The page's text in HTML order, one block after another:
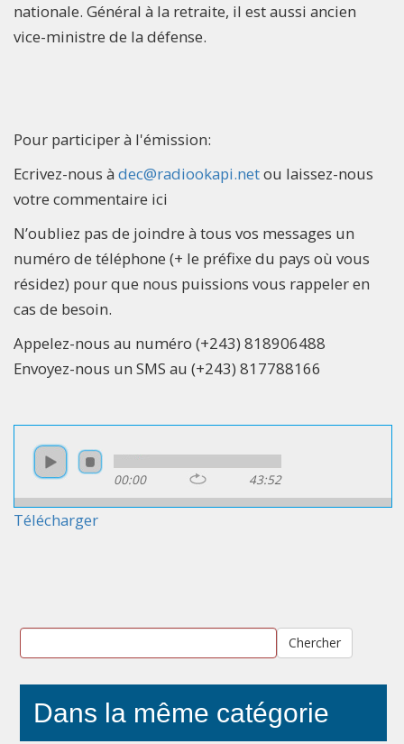
nationale. Général à la retraite, il est aussi ancien
vice-ministre de la défense.
Pour participer à l'émission:
Ecrivez-nous à dec@radiookapi.netou laissez-nous
votre commentaire ici
N’oubliez pas de joindre à tous vos messages un
numéro de téléphone (+ le préfixe du pays où vous
résidez) pour que nous puissions vous rappeler en
cas de besoin.
Appelez-nous au numéro (+243) 818906488
Envoyez-nous un SMS au (+243) 817788166
00:00 43:52
Télécharger
Chercher
Dans la même catégorie